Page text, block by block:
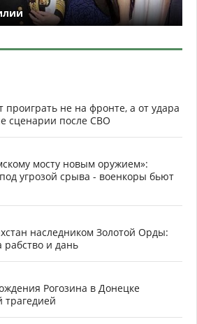
проиграть не на фронте, а от удара
сценарии после СВО
мосту новым оружием»:
угрозой срыва - военкоры бьют
наследником Золотой Орды:
рабство и дань
Рогозина в Донецке
трагедией